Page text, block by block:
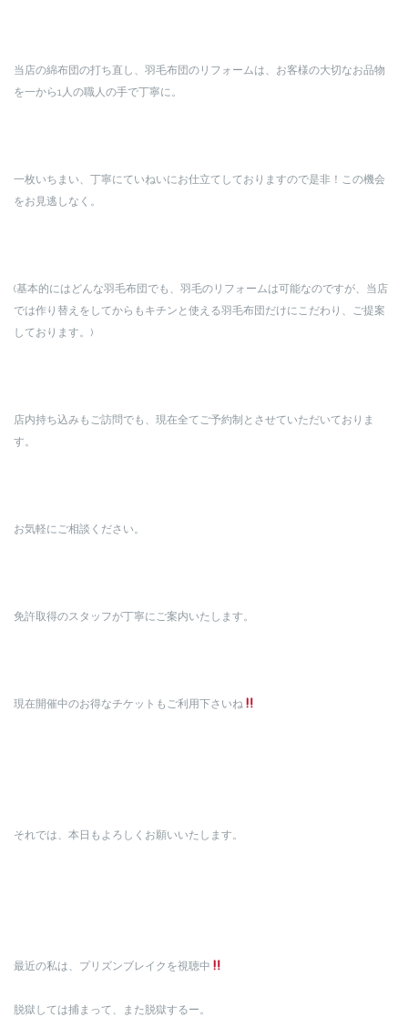
当店の綿布団の打ち直し、羽毛布団のリフォームは、お客様の大切なお品物
を一から1人の職人の手で丁寧に。
一枚いちまい、丁寧にていねいにお仕立てしておりますので是非！この機会
をお見逃しなく。
(基本的にはどんな羽毛布団でも、羽毛のリフォームは可能なのですが、当店
では作り替えをしてからもキチンと使える羽毛布団だけにこだわり、ご提案
しております。)
店内持ち込みもご訪問でも、現在全てご予約制とさせていただいておりま
す。
お気軽にご相談ください。
免許取得のスタッフが丁寧にご案内いたします。
現在開催中のお得なチケットもご利用下さいね
それでは、本日もよろしくお願いいたします。
最近の私は、プリズンブレイクを視聴中
脱獄しては捕まって、また脱獄するー。